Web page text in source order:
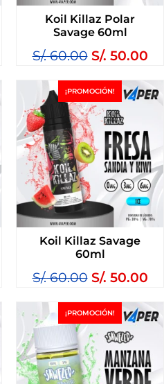
Koil Killaz Polar
Savage 60ml
S/.60.00 S/. 50.00
¡PROMOCIÓN!
Koil Killaz Savage
60ml
S/.60.00 S/. 50.00
¡PROMOCIÓN!